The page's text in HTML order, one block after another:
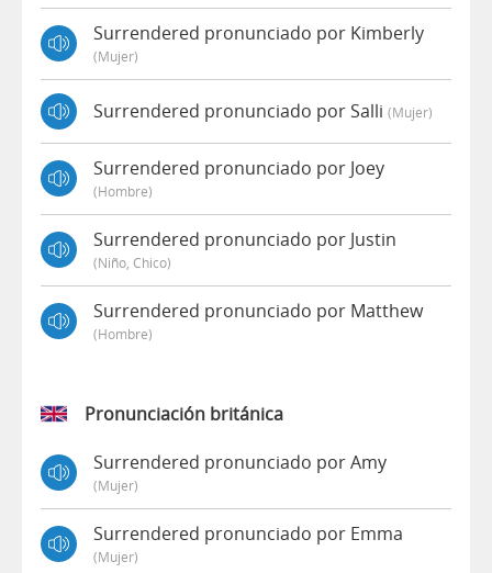
Surrendered pronunciado por Kimberly
(mujer)
Surrendered pronunciado por Salli (mujer)
Surrendered pronunciado por Joey
(hombre)
Surrendered pronunciado por Justin
(niño, Chico)
Surrendered pronunciado por Matthew
(hombre)
Pronunciación británica
Surrendered pronunciado por Amy
(mujer)
Surrendered pronunciado por Emma
(mujer)